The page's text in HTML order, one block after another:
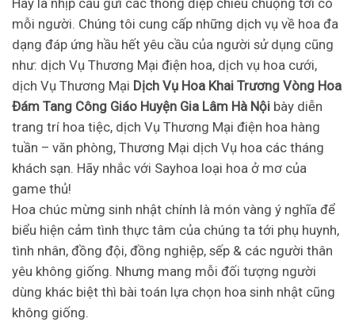
Hãy là nhịp cầu gửi các thông điệp chiều chuộng tới có
mỗi người. Chúng tôi cung cấp những dịch vụ về hoa đa
dạng đáp ứng hầu hết yêu cầu của người sử dụng cũng
như: dịch Vụ Thương Mại điện hoa, dịch vụ hoa cưới,
dịch Vụ Thương Mại Dịch Vụ Hoa Khai Trương Vòng Hoa
Đám Tang Công Giáo Huyện Gia Lâm Hà Nội bày diễn
trang trí hoa tiệc, dịch Vụ Thương Mại điện hoa hàng
tuần – văn phòng, Thương Mại dịch Vụ hoa các tháng
khách sạn. Hãy nhắc với Sayhoa loại hoa ở mơ của
game thủ!
Hoa chúc mừng sinh nhật chính là món vàng ý nghĩa để
biểu hiện cảm tình thực tâm của chúng ta tới phụ huynh,
tình nhân, đồng đội, đồng nghiệp, sếp & các người thân
yêu không giống. Nhưng mang mỗi đối tượng người
dùng khác biệt thì bài toán lựa chọn hoa sinh nhật cũng
không giống.